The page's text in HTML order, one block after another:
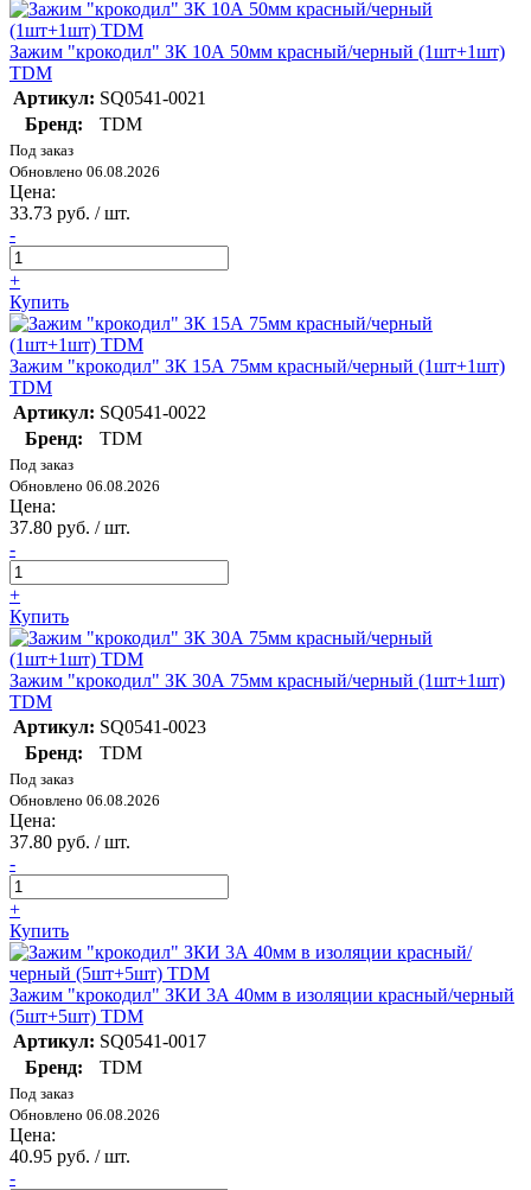
Зажим "крокодил" ЗК 10А 50мм красный/черный (1шт+1шт)
TDM
Артикул: SQ0541-0021
Бренд:
TDM
Под заказ
Обновлено 06.08.2026
Цена:
33.73 руб. / шт.
-
+
Купить
Зажим "крокодил" ЗК 15А 75мм красный/черный (1шт+1шт)
TDM
Артикул: SQ0541-0022
Бренд:
TDM
Под заказ
Обновлено 06.08.2026
Цена:
37.80 руб. / шт.
-
+
Купить
Зажим "крокодил" ЗК 30А 75мм красный/черный (1шт+1шт)
TDM
Артикул: SQ0541-0023
Бренд:
TDM
Под заказ
Обновлено 06.08.2026
Цена:
37.80 руб. / шт.
-
+
Купить
Зажим "крокодил" ЗКИ 3А 40мм в изоляции красный/черный
(5шт+5шт) TDM
Артикул: SQ0541-0017
Бренд:
TDM
Под заказ
Обновлено 06.08.2026
Цена:
40.95 руб. / шт.
-